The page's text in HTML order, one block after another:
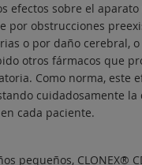
efectos sobre el
por obstrucciones
o por daño cerebral, o
otros fármacos que
Como norma, este
cuidadosamente la
cada paciente.
pequeños, CLONEX®